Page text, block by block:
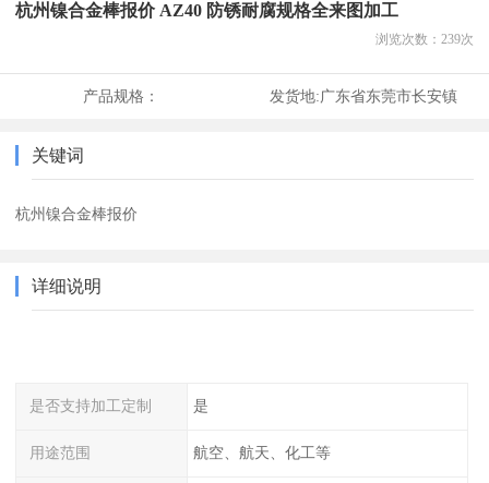
杭州镍合金棒报价 AZ40 防锈耐腐规格全来图加工
浏览次数： 239次
产品规格： 发货地:广东省东莞市长安镇
关键词
杭州镍合金棒报价
详细说明
是否支持加工定制 是
用途范围 航空、航天、化工等